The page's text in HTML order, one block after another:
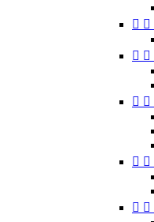
 
 
 
 
 